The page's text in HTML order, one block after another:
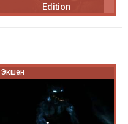
Edition
Экшен